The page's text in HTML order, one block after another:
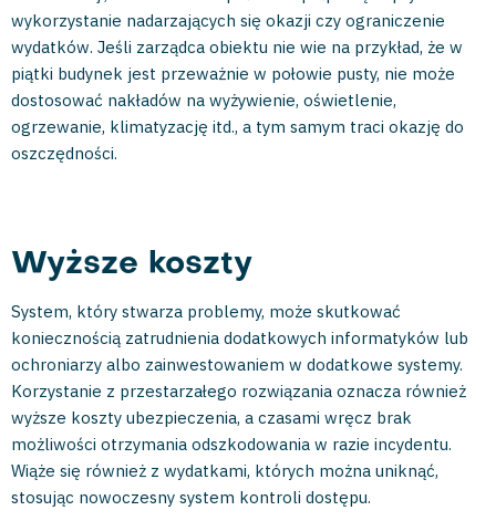
wykorzystanie nadarzających się okazji czy ograniczenie
wydatków. Jeśli zarządca obiektu nie wie na przykład, że w
piątki budynek jest przeważnie w połowie pusty, nie może
dostosować nakładów na wyżywienie, oświetlenie,
ogrzewanie, klimatyzację itd., a tym samym traci okazję do
oszczędności.
Wyższe koszty
System, który stwarza problemy, może skutkować
koniecznością zatrudnienia dodatkowych informatyków lub
ochroniarzy albo zainwestowaniem w dodatkowe systemy.
Korzystanie z przestarzałego rozwiązania oznacza również
wyższe koszty ubezpieczenia, a czasami wręcz brak
możliwości otrzymania odszkodowania w razie incydentu.
Wiąże się również z wydatkami, których można uniknąć,
stosując nowoczesny system kontroli dostępu.